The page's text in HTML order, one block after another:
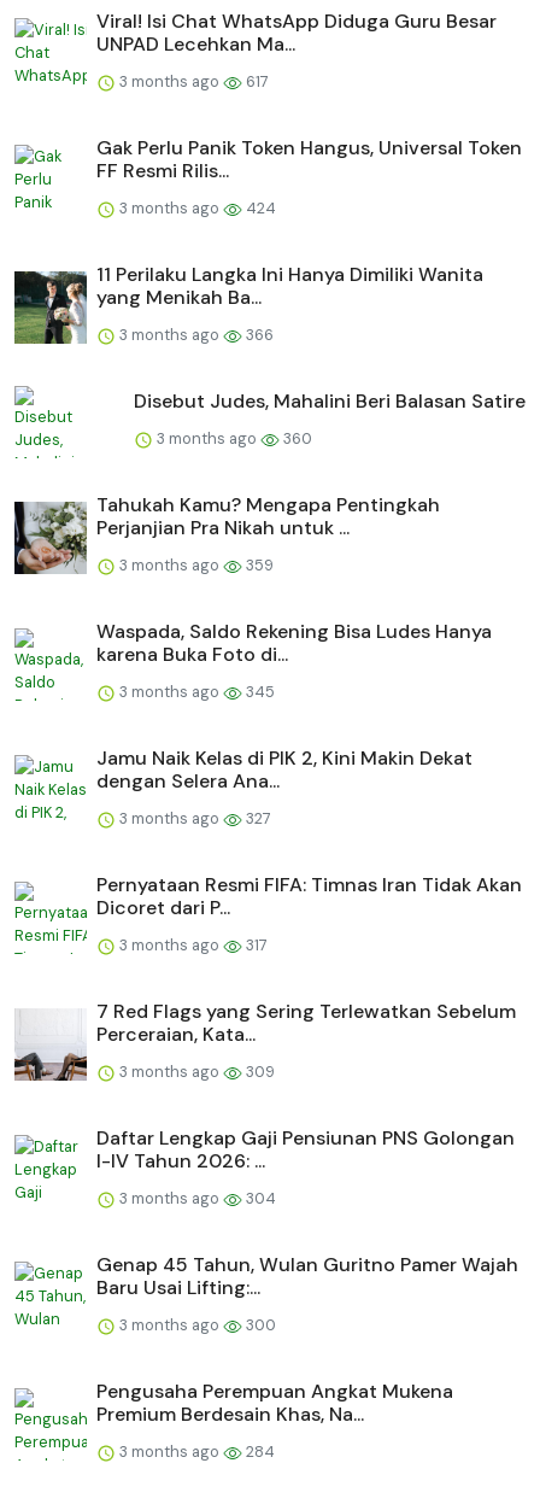
Viral! Isi Chat WhatsApp Diduga Guru Besar
UNPAD Lecehkan Ma...
3 months ago 617
Gak Perlu Panik Token Hangus, Universal Token
FF Resmi Rilis...
3 months ago 424
11 Perilaku Langka Ini Hanya Dimiliki Wanita
yang Menikah Ba...
3 months ago 366
Disebut Judes, Mahalini Beri Balasan Satire
3 months ago 360
Tahukah Kamu? Mengapa Pentingkah
Perjanjian Pra Nikah untuk ...
3 months ago 359
Waspada, Saldo Rekening Bisa Ludes Hanya
karena Buka Foto di...
3 months ago 345
Jamu Naik Kelas di PIK 2, Kini Makin Dekat
dengan Selera Ana...
3 months ago 327
Pernyataan Resmi FIFA: Timnas Iran Tidak Akan
Dicoret dari P...
3 months ago 317
7 Red Flags yang Sering Terlewatkan Sebelum
Perceraian, Kata...
3 months ago 309
Daftar Lengkap Gaji Pensiunan PNS Golongan
I-IV Tahun 2026: ...
3 months ago 304
Genap 45 Tahun, Wulan Guritno Pamer Wajah
Baru Usai Lifting:...
3 months ago 300
Pengusaha Perempuan Angkat Mukena
Premium Berdesain Khas, Na...
3 months ago 284